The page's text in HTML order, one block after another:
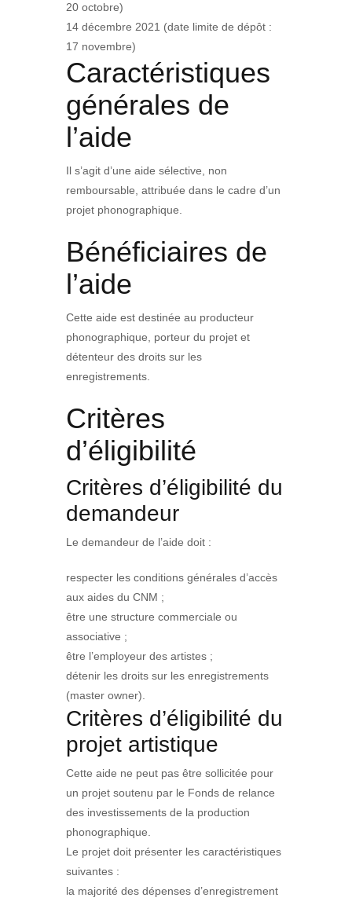
20 octobre)
14 décembre 2021 (date limite de dépôt :
17 novembre)
Caractéristiques
générales de
l’aide
Il s’agit d’une aide sélective, non
remboursable, attribuée dans le cadre d’un
projet phonographique.
Bénéficiaires de
l’aide
Cette aide est destinée au producteur
phonographique, porteur du projet et
détenteur des droits sur les
enregistrements.
Critères
d’éligibilité
Critères d’éligibilité du
demandeur
Le demandeur de l’aide doit :
respecter les conditions générales d’accès
aux aides du CNM ;
être une structure commerciale ou
associative ;
être l’employeur des artistes ;
détenir les droits sur les enregistrements
(master owner).
Critères d’éligibilité du
projet artistique
Cette aide ne peut pas être sollicitée pour
un projet soutenu par le Fonds de relance
des investissements de la production
phonographique.
Le projet doit présenter les caractéristiques
suivantes :
la majorité des dépenses d’enregistrement